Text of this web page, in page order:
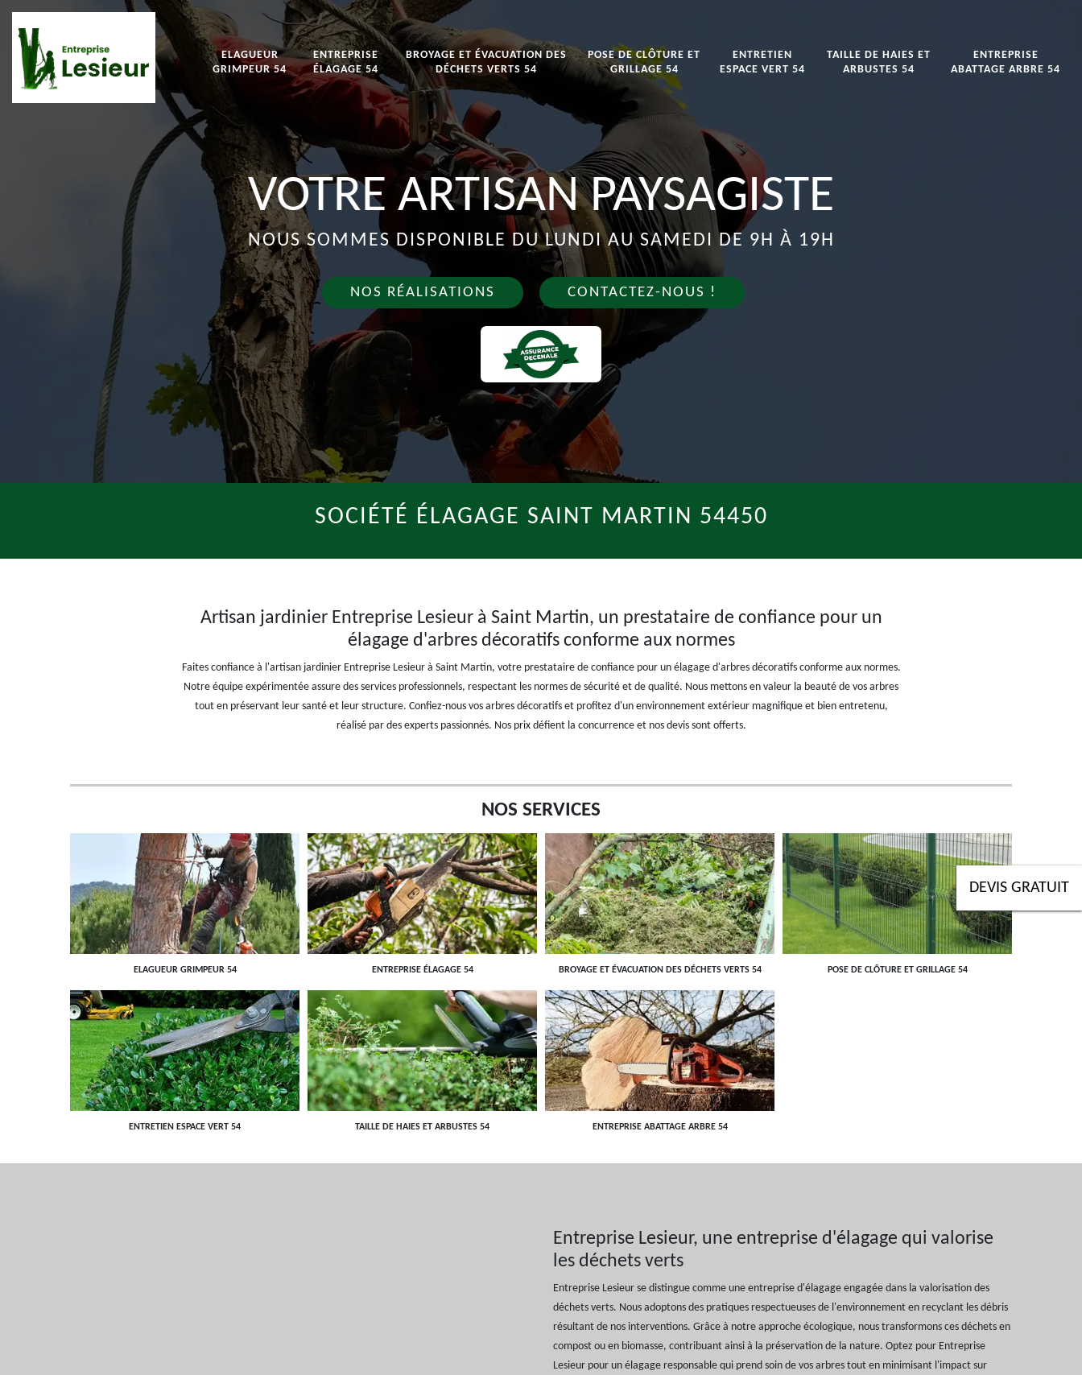
ELAGUEUR
GRIMPEUR 54
ENTREPRISE
ÉLAGAGE 54
BROYAGE ET ÉVACUATION DES
DÉCHETS VERTS 54
POSE DE CLÔTURE ET
GRILLAGE 54
ENTRETIEN
ESPACE VERT 54
TAILLE DE HAIES ET
ARBUSTES 54
ENTREPRISE
ABATTAGE ARBRE 54
VOTRE ARTISAN PAYSAGISTE
NOUS SOMMES DISPONIBLE DU LUNDI AU SAMEDI DE 9H À 19H
NOS RÉALISATIONS CONTACTEZ-NOUS !
DEVIS GRATUIT
SOCIÉTÉ ÉLAGAGE SAINT MARTIN 54450
Artisan jardinier Entreprise Lesieur à Saint Martin, un prestataire de confiance pour un
élagage d'arbres décoratifs conforme aux normes
Faites confiance à l'artisan jardinier Entreprise Lesieur à Saint Martin, votre prestataire de confiance pour un élagage d'arbres décoratifs conforme aux normes.
Notre équipe expérimentée assure des services professionnels, respectant les normes de sécurité et de qualité. Nous mettons en valeur la beauté de vos arbres
tout en préservant leur santé et leur structure. Confiez-nous vos arbres décoratifs et profitez d'un environnement extérieur magnifique et bien entretenu,
réalisé par des experts passionnés. Nos prix défient la concurrence et nos devis sont offerts.
NOS SERVICES
ELAGUEUR GRIMPEUR 54 ENTREPRISE ÉLAGAGE 54 BROYAGE ET ÉVACUATION DES DÉCHETS VERTS 54 POSE DE CLÔTURE ET GRILLAGE 54
ENTRETIEN ESPACE VERT 54 TAILLE DE HAIES ET ARBUSTES 54 ENTREPRISE ABATTAGE ARBRE 54
Entreprise Lesieur, une entreprise d'élagage qui valorise
les déchets verts
Entreprise Lesieur se distingue comme une entreprise d'élagage engagée dans la valorisation des
déchets verts. Nous adoptons des pratiques respectueuses de l'environnement en recyclant les débris
résultant de nos interventions. Grâce à notre approche écologique, nous transformons ces déchets en
compost ou en biomasse, contribuant ainsi à la préservation de la nature. Optez pour Entreprise
Lesieur pour un élagage responsable qui prend soin de vos arbres tout en minimisant l'impact sur